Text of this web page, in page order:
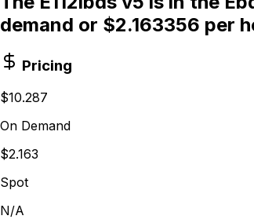
demand or $2.163356 per
Pricing
$10.287
On Demand
$2.163
Spot
N/A